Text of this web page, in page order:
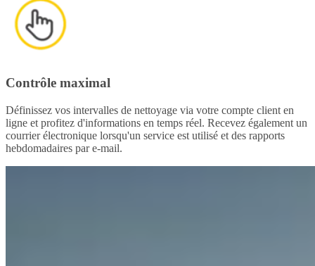
Contrôle maximal
Définissez vos intervalles de nettoyage via votre compte client en
ligne et profitez d'informations en temps réel. Recevez également un
courrier électronique lorsqu'un service est utilisé et des rapports
hebdomadaires par e-mail.